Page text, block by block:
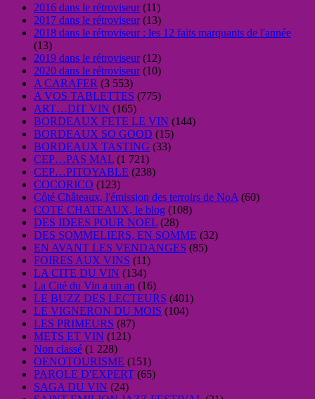
2016 dans le rétroviseur(11)
2017 dans le rétroviseur(13)
2018 dans le rétroviseur : les 12 faits marquants de l'année
(13)
2019 dans le rétroviseur(12)
2020 dans le rétroviseur(10)
A CARAFER (3 553)
A VOS TABLETTES (775)
ART…DIT VIN (165)
BORDEAUX FETE LE VIN (144)
BORDEAUX SO GOOD (15)
BORDEAUX TASTING (33)
CEP…PAS MAL (1 721)
CEP…PITOYABLE (238)
COCORICO (123)
Côté Châteaux, l'émission des terroirs de NoA (60)
COTE CHATEAUX, le blog (108)
DES IDEES POUR NOEL (28)
DES SOMMELIERS, EN SOMME (32)
EN AVANT LES VENDANGES (85)
FOIRES AUX VINS (11)
LA CITE DU VIN (134)
La Cité du Vin a un an (16)
LE BUZZ DES LECTEURS (401)
LE VIGNERON DU MOIS (104)
LES PRIMEURS (87)
METS ET VIN (121)
Non classé (1 228)
OENOTOURISME (151)
PAROLE D'EXPERT (65)
SAGA DU VIN (24)